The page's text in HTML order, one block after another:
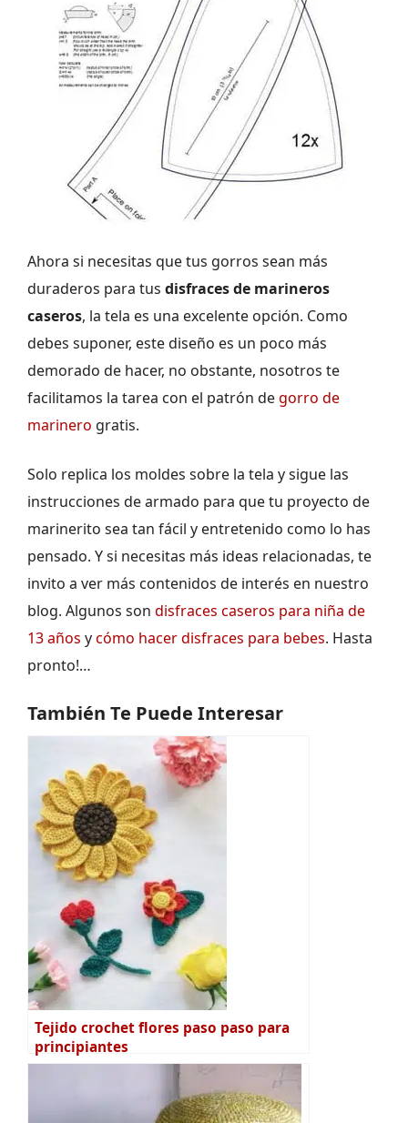
Ahora si necesitas que tus gorros sean más
duraderos para tus disfraces de marineros
caseros, la tela es una excelente opción. Como
debes suponer, este diseño es un poco más
demorado de hacer, no obstante, nosotros te
facilitamos la tarea con el patrón degorro de
marinero gratis.
Solo replica los moldes sobre la tela y sigue las
instrucciones de armado para que tu proyecto de
marinerito sea tan fácil y entretenido como lo has
pensado. Y si necesitas más ideas relacionadas, te
invito a ver más contenidos de interés en nuestro
blog. Algunos son disfraces caseros para niña de
13 años ycómo hacer disfraces para bebes. Hasta
pronto!…
También Te Puede Interesar
Tejido crochet flores paso paso para
principiantes